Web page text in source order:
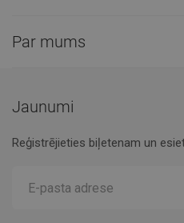
Par mums
Jaunumi
Reģistrējieties biļetenam un